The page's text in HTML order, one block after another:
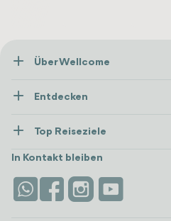
Über Wellcome
Presse
Vertrauen & Sicherheit
Kontaktieren Sie uns
Entdecken
Wellness
Unterkünfte
Attraktionen
Bewertungen
Top Reiseziele
Alle anzeigen
Istanbul
In Kontakt bleiben